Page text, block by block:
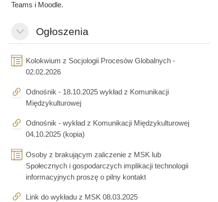
Teams i Moodle.
ReplierOgłoszenia
Kolokwium z Socjologii Procesów Globalnych -
02.02.2026Page
Odnośnik - 18.10.2025 wykład z Komunikacji
MiędzykulturowejURL
Odnośnik - wykład z Komunikacji Międzykulturowej
04.10.2025 (kopia)URL
Osoby z brakującym zaliczenie z MSK lub
Społecznych i gospodarczych implikacji technologii
informacyjnych proszę o pilny kontaktPage
Link do wykładu z MSK 08.03.2025URL